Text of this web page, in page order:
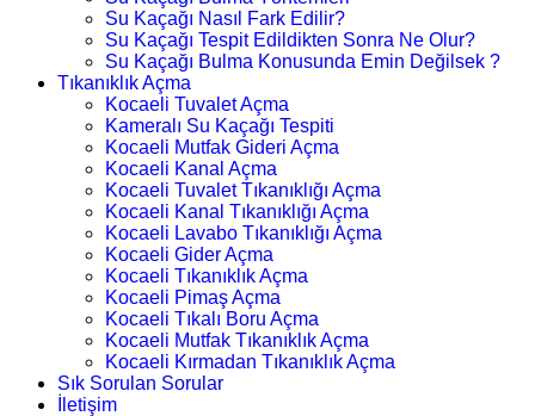
Su Kaçağı Nasıl Fark Edilir?
Su Kaçağı Tespit Edildikten Sonra Ne Olur?
Su Kaçağı Bulma Konusunda Emin Değilsek ?
Tıkanıklık Açma
Kocaeli Tuvalet Açma
Kameralı Su Kaçağı Tespiti
Kocaeli Mutfak Gideri Açma
Kocaeli Kanal Açma
Kocaeli Tuvalet Tıkanıklığı Açma
Kocaeli Kanal Tıkanıklığı Açma
Kocaeli Lavabo Tıkanıklığı Açma
Kocaeli Gider Açma
Kocaeli Tıkanıklık Açma
Kocaeli Pimaş Açma
Kocaeli Tıkalı Boru Açma
Kocaeli Mutfak Tıkanıklık Açma
Kocaeli Kırmadan Tıkanıklık Açma
Sık Sorulan Sorular
İletişim